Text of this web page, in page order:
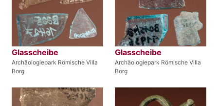
Glasscheibe
Archäologiepark Römische Villa
Borg
Glasscheibe
Archäologiepark Römische Villa
Borg